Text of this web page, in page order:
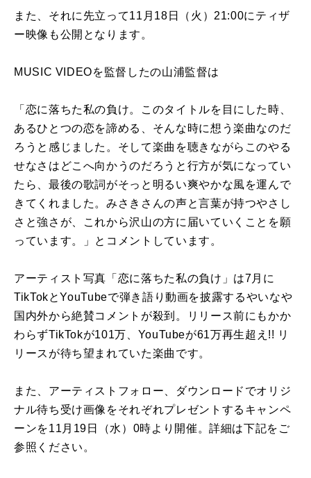
また、それに先立って11月18日（火）21:00にティザ
ー映像も公開となります。
MUSIC VIDEOを監督したの山浦監督は
「恋に落ちた私の負け。このタイトルを目にした時、
あるひとつの恋を諦める、そんな時に想う楽曲なのだ
ろうと感じました。そして楽曲を聴きながらこのやる
せなさはどこへ向かうのだろうと行方が気になってい
たら、最後の歌詞がそっと明るい爽やかな風を運んで
きてくれました。みさきさんの声と言葉が持つやさし
さと強さが、これから沢山の方に届いていくことを願
っています。」とコメントしています。
アーティスト写真「恋に落ちた私の負け」は7月に
TikTokとYouTubeで弾き語り動画を披露するやいなや
国内外から絶賛コメントが殺到。リリース前にもかか
わらずTikTokが101万、YouTubeが61万再生超え!! リ
リースが待ち望まれていた楽曲です。
また、アーティストフォロー、ダウンロードでオリジ
ナル待ち受け画像をそれぞれプレゼントするキャンペ
ーンを11月19日（水）0時より開催。詳細は下記をご
参照ください。